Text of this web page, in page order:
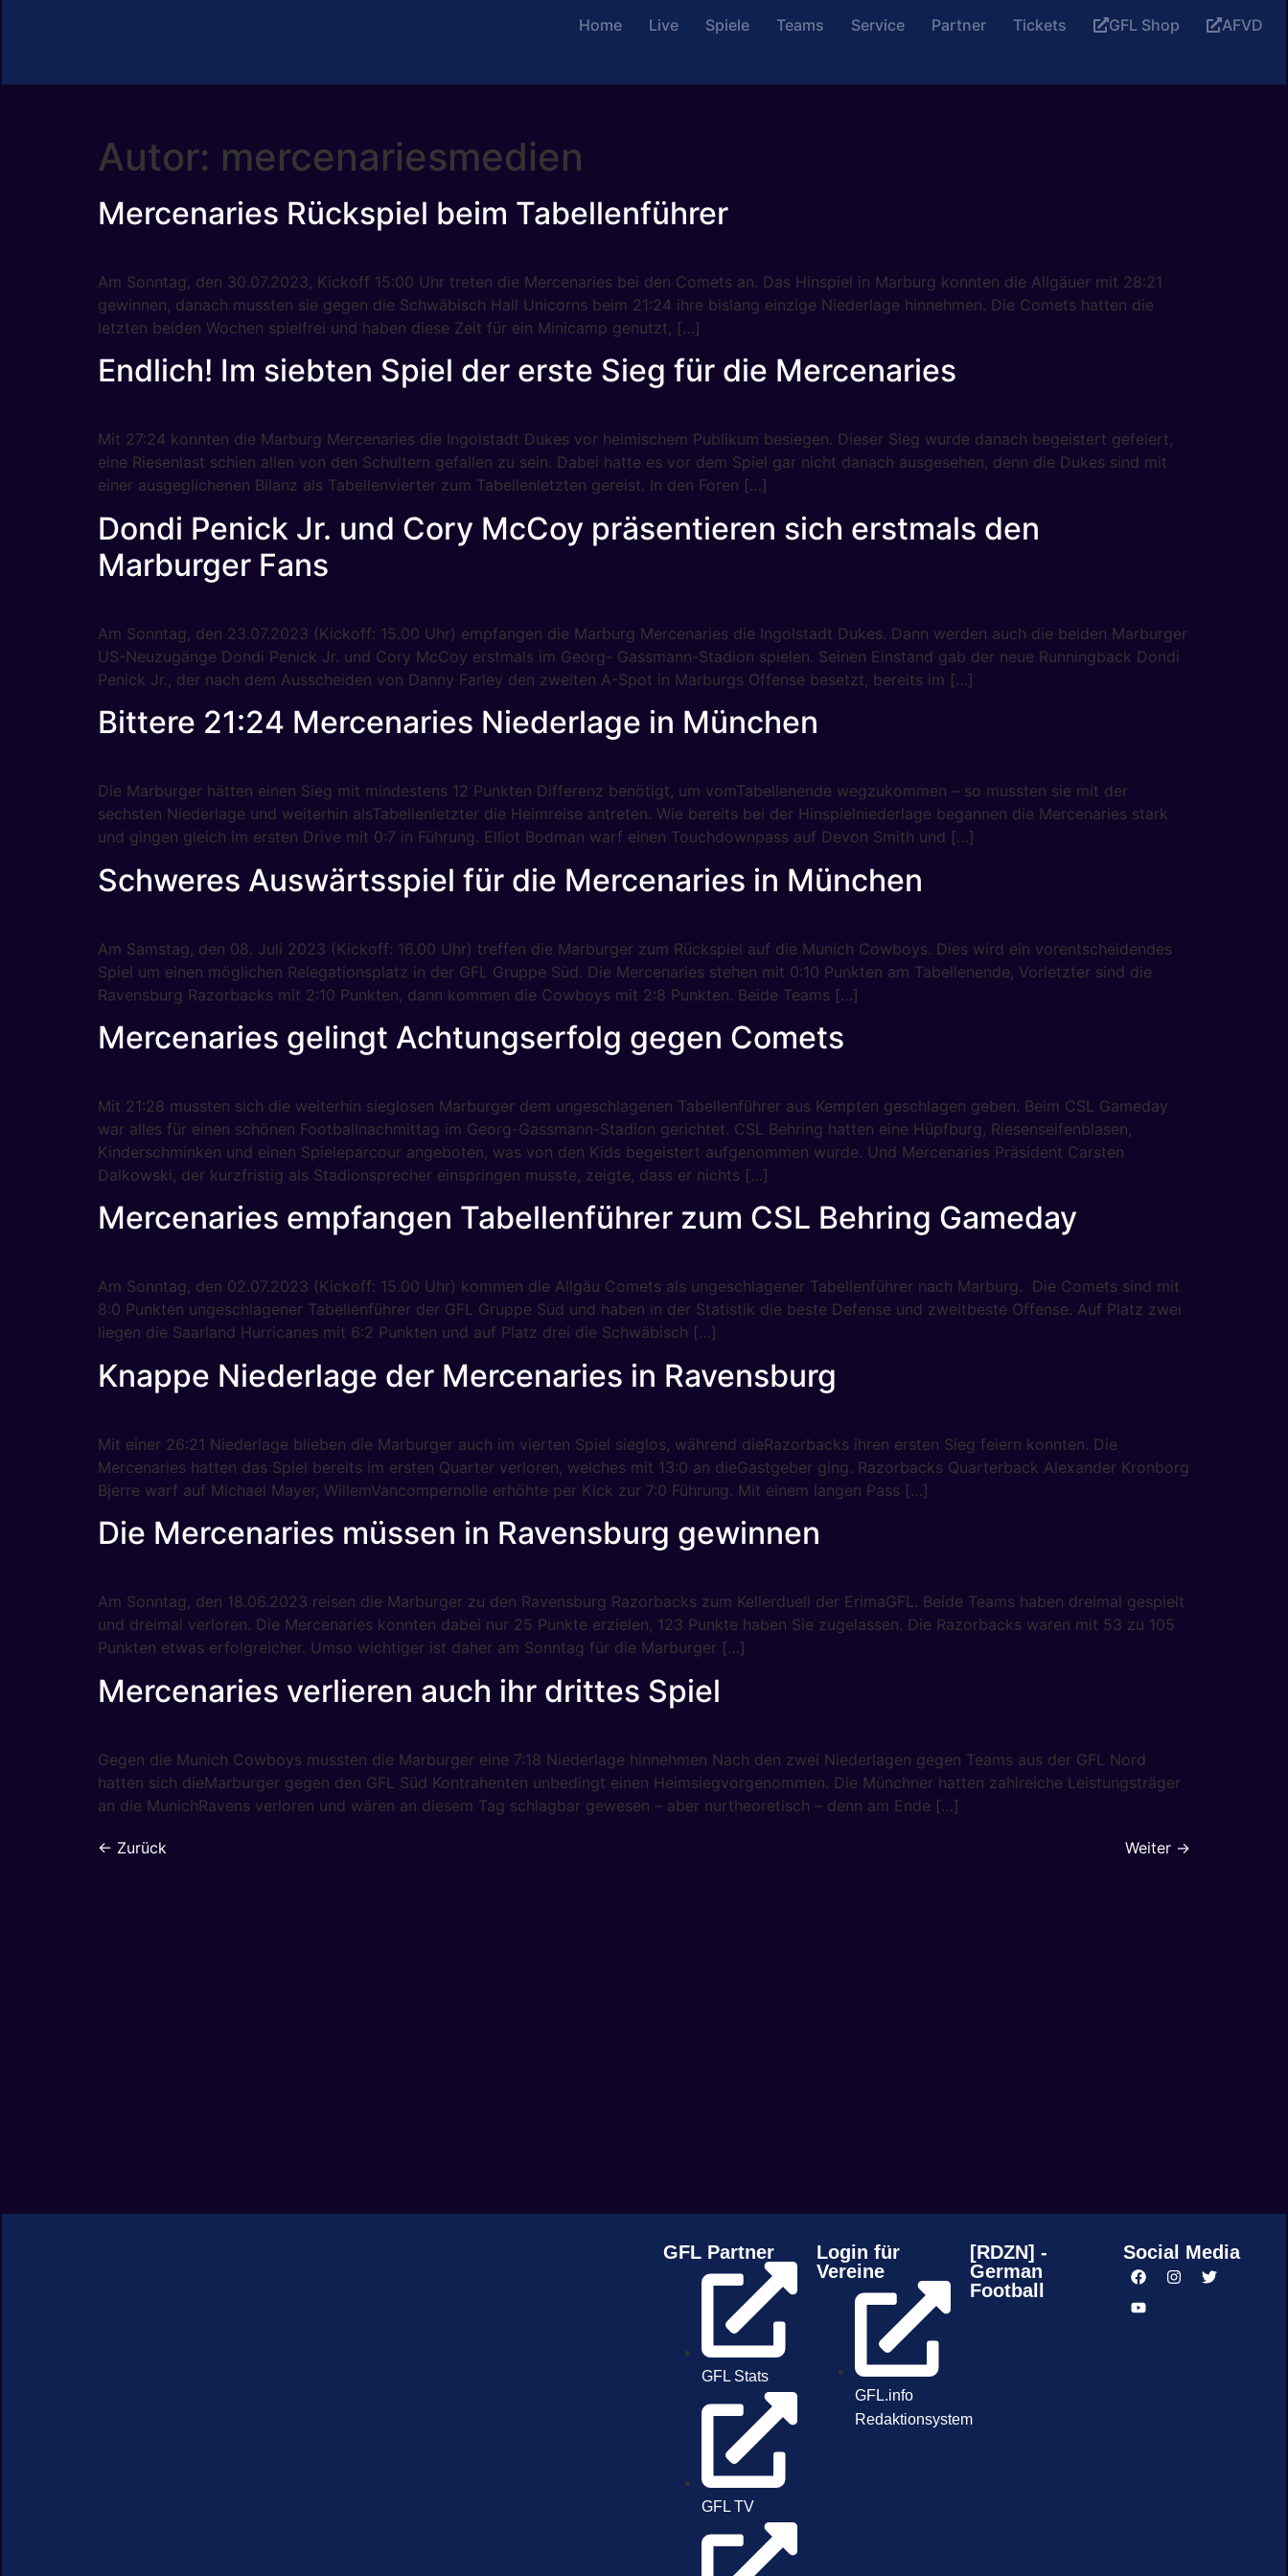
Home Live Spiele Teams Service Partner Tickets GFL Shop AFVD
Autor: mercenariesmedien
Mercenaries Rückspiel beim Tabellenführer
Am Sonntag, den 30.07.2023, Kickoff 15:00 Uhr treten die Mercenaries bei den Comets an. Das Hinspiel in Marburg konnten die Allgäuer mit 28:21
gewinnen, danach mussten sie gegen die Schwäbisch Hall Unicorns beim 21:24 ihre bislang einzige Niederlage hinnehmen. Die Comets hatten die
letzten beiden Wochen spielfrei und haben diese Zeit für ein Minicamp genutzt, […]
Endlich! Im siebten Spiel der erste Sieg für die Mercenaries
Mit 27:24 konnten die Marburg Mercenaries die Ingolstadt Dukes vor heimischem Publikum besiegen. Dieser Sieg wurde danach begeistert gefeiert,
eine Riesenlast schien allen von den Schultern gefallen zu sein. Dabei hatte es vor dem Spiel gar nicht danach ausgesehen, denn die Dukes sind mit
einer ausgeglichenen Bilanz als Tabellenvierter zum Tabellenletzten gereist. In den Foren […]
Dondi Penick Jr. und Cory McCoy präsentieren sich erstmals den
Marburger Fans
Am Sonntag, den 23.07.2023 (Kickoff: 15.00 Uhr) empfangen die Marburg Mercenaries die Ingolstadt Dukes. Dann werden auch die beiden Marburger
US-Neuzugänge Dondi Penick Jr. und Cory McCoy erstmals im Georg- Gassmann-Stadion spielen. Seinen Einstand gab der neue Runningback Dondi
Penick Jr., der nach dem Ausscheiden von Danny Farley den zweiten A-Spot in Marburgs Offense besetzt, bereits im […]
Bittere 21:24 Mercenaries Niederlage in München
Die Marburger hätten einen Sieg mit mindestens 12 Punkten Differenz benötigt, um vomTabellenende wegzukommen – so mussten sie mit der
sechsten Niederlage und weiterhin alsTabellenletzter die Heimreise antreten. Wie bereits bei der Hinspielniederlage begannen die Mercenaries stark
und gingen gleich im ersten Drive mit 0:7 in Führung. Elliot Bodman warf einen Touchdownpass auf Devon Smith und […]
Schweres Auswärtsspiel für die Mercenaries in München
Am Samstag, den 08. Juli 2023 (Kickoff: 16.00 Uhr) treffen die Marburger zum Rückspiel auf die Munich Cowboys. Dies wird ein vorentscheidendes
Spiel um einen möglichen Relegationsplatz in der GFL Gruppe Süd. Die Mercenaries stehen mit 0:10 Punkten am Tabellenende, Vorletzter sind die
Ravensburg Razorbacks mit 2:10 Punkten, dann kommen die Cowboys mit 2:8 Punkten. Beide Teams […]
Mercenaries gelingt Achtungserfolg gegen Comets
Mit 21:28 mussten sich die weiterhin sieglosen Marburger dem ungeschlagenen Tabellenführer aus Kempten geschlagen geben. Beim CSL Gameday
war alles für einen schönen Footballnachmittag im Georg-Gassmann-Stadion gerichtet. CSL Behring hatten eine Hüpfburg, Riesenseifenblasen,
Kinderschminken und einen Spieleparcour angeboten, was von den Kids begeistert aufgenommen wurde. Und Mercenaries Präsident Carsten
Dalkowski, der kurzfristig als Stadionsprecher einspringen musste, zeigte, dass er nichts […]
Mercenaries empfangen Tabellenführer zum CSL Behring Gameday
Am Sonntag, den 02.07.2023 (Kickoff: 15.00 Uhr) kommen die Allgäu Comets als ungeschlagener Tabellenführer nach Marburg. Die Comets sind mit
8:0 Punkten ungeschlagener Tabellenführer der GFL Gruppe Süd und haben in der Statistik die beste Defense und zweitbeste Offense. Auf Platz zwei
liegen die Saarland Hurricanes mit 6:2 Punkten und auf Platz drei die Schwäbisch […]
Knappe Niederlage der Mercenaries in Ravensburg
Mit einer 26:21 Niederlage blieben die Marburger auch im vierten Spiel sieglos, während dieRazorbacks ihren ersten Sieg feiern konnten. Die
Mercenaries hatten das Spiel bereits im ersten Quarter verloren, welches mit 13:0 an dieGastgeber ging. Razorbacks Quarterback Alexander Kronborg
Bjerre warf auf Michael Mayer, WillemVancompernolle erhöhte per Kick zur 7:0 Führung. Mit einem langen Pass […]
Die Mercenaries müssen in Ravensburg gewinnen
Am Sonntag, den 18.06.2023 reisen die Marburger zu den Ravensburg Razorbacks zum Kellerduell der ErimaGFL. Beide Teams haben dreimal gespielt
und dreimal verloren. Die Mercenaries konnten dabei nur 25 Punkte erzielen, 123 Punkte haben Sie zugelassen. Die Razorbacks waren mit 53 zu 105
Punkten etwas erfolgreicher. Umso wichtiger ist daher am Sonntag für die Marburger […]
Mercenaries verlieren auch ihr drittes Spiel
Gegen die Munich Cowboys mussten die Marburger eine 7:18 Niederlage hinnehmen Nach den zwei Niederlagen gegen Teams aus der GFL Nord
hatten sich dieMarburger gegen den GFL Süd Kontrahenten unbedingt einen Heimsiegvorgenommen. Die Münchner hatten zahlreiche Leistungsträger
an die MunichRavens verloren und wären an diesem Tag schlagbar gewesen – aber nurtheoretisch – denn am Ende […]
← Zurück Weiter →
GFL Partner
GFL Stats
GFL TV
Login für
Vereine
GFL.info
Redaktionsystem
[RDZN] -
German
Football
Social Media